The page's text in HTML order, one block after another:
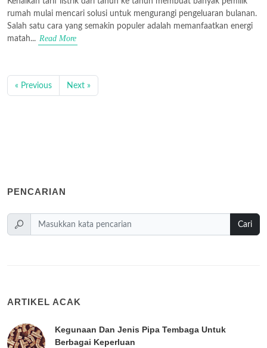
rumah mulai mencari solusi untuk mengurangi pengeluaran bulanan.
Salah satu cara yang semakin populer adalah memanfaatkan energi
matah... Read More
« Previous Next »
PENCARIAN
Cari
ARTIKEL ACAK
Kegunaan Dan Jenis Pipa Tembaga Untuk
Berbagai Keperluan